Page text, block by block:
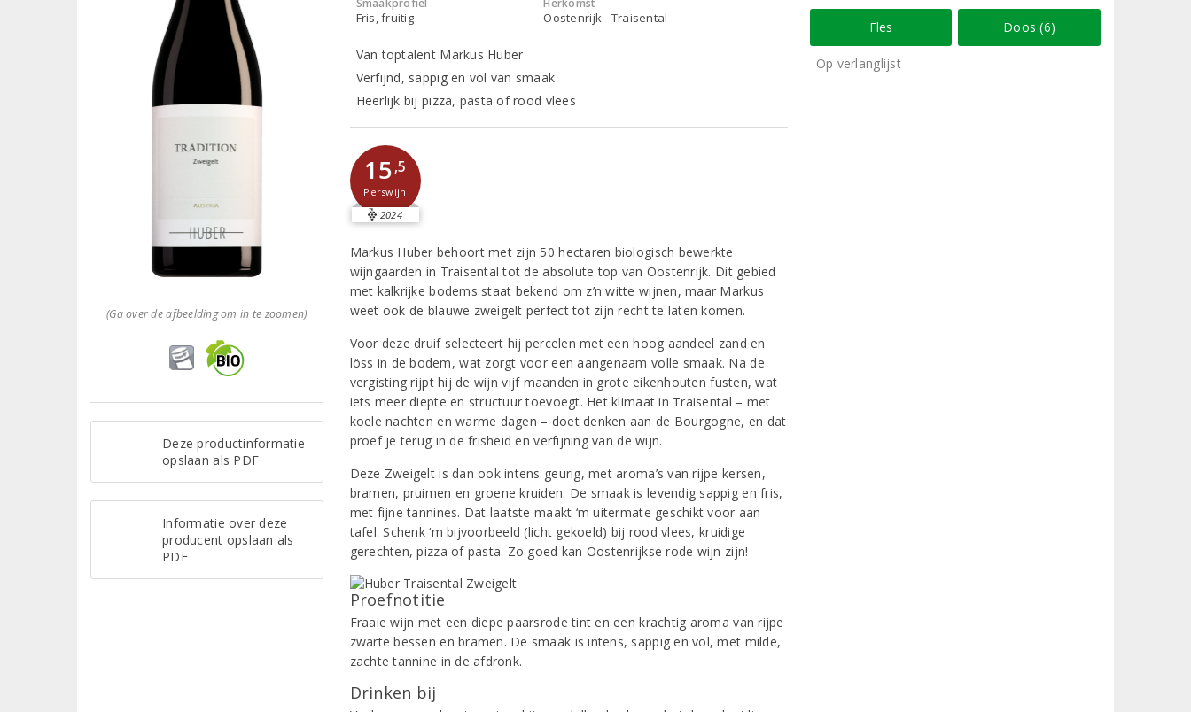
(Ga over de afbeelding om in te zoomen)
Deze productinformatie
opslaan als PDF
Informatie over deze
producent opslaan als
PDF
Fris, fruitig Oostenrijk - Traisental
Van toptalent Markus Huber
Verfijnd, sappig en vol van smaak
Heerlijk bij pizza, pasta of rood vlees
15,5
Perswijn
2024
Markus Huber behoort met zijn 50 hectaren biologisch bewerkte
wijngaarden in Traisental tot de absolute top van Oostenrijk. Dit gebied
met kalkrijke bodems staat bekend om z’n witte wijnen, maar Markus
weet ook de blauwe zweigelt perfect tot zijn recht te laten komen.
Voor deze druif selecteert hij percelen met een hoog aandeel zand en
löss in de bodem, wat zorgt voor een aangenaam volle smaak. Na de
vergisting rijpt hij de wijn vijf maanden in grote eikenhouten fusten, wat
iets meer diepte en structuur toevoegt. Het klimaat in Traisental – met
koele nachten en warme dagen – doet denken aan de Bourgogne, en dat
proef je terug in de frisheid en verfijning van de wijn.
Deze Zweigelt is dan ook intens geurig, met aroma’s van rijpe kersen,
bramen, pruimen en groene kruiden. De smaak is levendig sappig en fris,
met fijne tannines. Dat laatste maakt ‘m uitermate geschikt voor aan
tafel. Schenk ‘m bijvoorbeeld (licht gekoeld) bij rood vlees, kruidige
gerechten, pizza of pasta. Zo goed kan Oostenrijkse rode wijn zijn!
Proefnotitie
Fraaie wijn met een diepe paarsrode tint en een krachtig aroma van rijpe
zwarte bessen en bramen. De smaak is intens, sappig en vol, met milde,
zachte tannine in de afdronk.
Drinken bij
Fles Doos (6)
Op verlanglijst